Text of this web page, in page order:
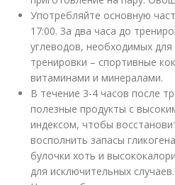
Употребляйте основную
17:00. За два часа до
углеводов, необходимых
тренировки – спортивные
витаминами и минералами.
В течение 3-4 часов после
полезные продукты с
индексом, чтобы
восполнить запасы
булочки хоть и
для исключительных случаев.